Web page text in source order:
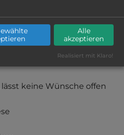
überwiegend ruhig
lässt keine Wünsche offen
Alle
akzeptieren
Realisiert mit Klaro!